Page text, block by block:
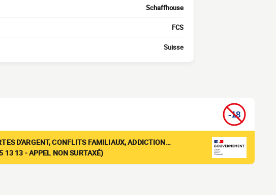
Schaffhouse
FCS
Suisse
D'ARGENT, CONFLITS FAMILIAUX, ADDICTION…
13 13 - APPEL NON SURTAXÉ)